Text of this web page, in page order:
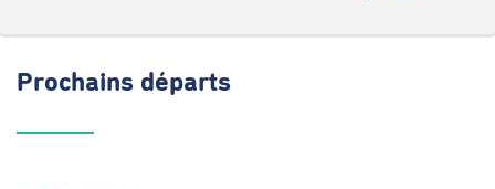
Prochains départs